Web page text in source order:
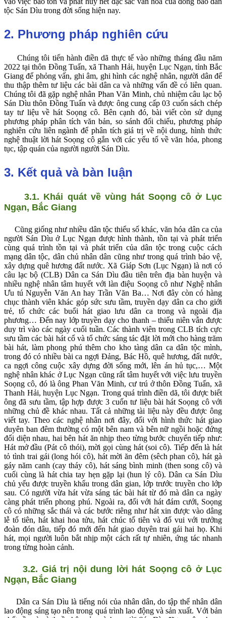
tộc Sán Dìu trong đời sống hiện nay.
2. Phương pháp nghiên cứu
Chúng tôi tiến hành điền dã thực tế vào những tháng đầu năm
2022 tại thôn Đồng Tuấn, xã Thanh Hải, huyện Lục Ngạn, tỉnh Bắc
Giang để phỏng vấn, ghi âm, ghi hình các nghệ nhân, người dân để
thu thập thêm tư liệu các bài dân ca và những vấn đề có liên quan.
Chúng tôi đã gặp nghệ nhân Phan Văn Minh, chủ nhiệm câu lạc bộ
Sán Dìu thôn Đồng Tuấn và được ông cung cấp 03 cuốn sách chép
tay tư liệu về hát Soọng cô. Bên cạnh đó, bài viết còn sử dụng
phương pháp phân tích văn bản, so sánh đối chiếu, phương pháp
nghiên cứu liên ngành để phân tích giá trị về nội dung, hình thức
nghệ thuật lời hát Soọng cô gắn với các yếu tố về văn hóa, phong
tục, tập quán của người người Sán Dìu.
3. Kết quả và bàn luận
3.1. Khái quát về vùng hát Soọng cô ở Lục
Ngạn, Bắc Giang
Cũng giống như nhiều dân tộc thiểu số khác, văn hóa dân ca của
người Sán Dìu ở Lục Ngạn được hình thành, tồn tại và phát triển
cùng quá trình tồn tại và phát triển của dân tộc trong cuộc cách
mạng dân tộc, dân chủ nhân dân cũng như trong quá trình bảo vệ,
xây dựng quê hương đất nước. Xã Giáp Sơn (Lục Ngạn) là nơi có
câu lạc bộ (CLB) Dân ca Sán Dìu đầu tiên trên địa bàn huyện và
nhiều nghệ nhân tâm huyết với làn điệu Soọng cô như Nghệ nhân
Ưu tú Nguyễn Văn An hay Trần Văn Ba… Nơi đây còn có hàng
chục thành viên khác góp sức sưu tầm, truyền dạy dân ca cho giới
trẻ, tổ chức các buổi hát giao lưu dân ca trong và ngoài địa
phương… Đến nay lớp truyền dạy cho thanh – thiếu niên vẫn được
duy trì vào các ngày cuối tuần. Các thành viên trong CLB tích cực
sưu tầm các bài hát cổ và tổ chức sáng tác đặt lời mới cho hàng trăm
bài hát, làm phong phú thêm cho kho tàng dân ca dân tộc mình,
trong đó có nhiều bài ca ngợi Đảng, Bác Hồ, quê hương, đất nước,
ca ngợi công cuộc xây dựng đời sống mới, lên án hủ tục,… Một
nghệ nhân khác ở Lục Ngạn cũng rất tâm huyết với việc lưu truyền
Soọng cô, đó là ông Phan Văn Minh, cư trú ở thôn Đồng Tuấn, xã
Thanh Hải, huyện Lục Ngạn. Trong quá trình điền dã, tôi được biết
ông đã sưu tầm, tập hợp được 3 cuốn tư liệu bài hát Soọng cô với
những chủ đề khác nhau. Tất cả những tài liệu này đều được ông
viết tay. Theo các nghệ nhân nơi đây, đối với hình thức hát giao
duyên ban đêm thường có một bên nam và bên nữ ngồi hoặc đứng
đối diện nhau, hai bên hát ăn nhịp theo từng bước chuyển tiếp như:
Hát mở đầu (Pát cô thói), mời gọi cùng hát (soi cô). Tiếp đến là hát
tỏ tình trai gái (long hói cô), hát mời ăn đêm (sêch phan cô), hát gà
gáy năm canh (cay tháy cô), hát sáng bình minh (then song cô) và
cuối cùng là hát chia tay hẹn gặp lại (hun lý cô). Dân ca Sán Dìu
chủ yếu được truyền khẩu trong dân gian, lớp trước truyền cho lớp
sau. Có người vừa hát vừa sáng tác bài hát từ đó mà dân ca ngày
càng phát triển phong phú. Ngoài ra, đối với hát đám cưới, Soọng
cô có những sắc thái và các bước riêng như hát xin được vào dâng
lễ tổ tiên, hát khai hoa tửu, hát chúc tổ tiên và đố vui với trưởng
đoàn đón dâu, tiếp đó mới đến hát giao duyên trai gái hai họ. Khi
hát, mọi người luôn bắt nhịp một cách rất tự nhiên, ứng tác nhanh
trong từng hoàn cảnh.
3.2. Giá trị nội dung lời hát Soọng cô ở Lục
Ngạn, Bắc Giang
Dân ca Sán Dìu là tiếng nói của nhân dân, do tập thể nhân dân
lao động sáng tạo nên trong quá trình lao động và sản xuất. Với bản